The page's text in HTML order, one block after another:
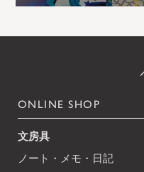
ONLINE SHOP
文房具
ノート・メモ・日記